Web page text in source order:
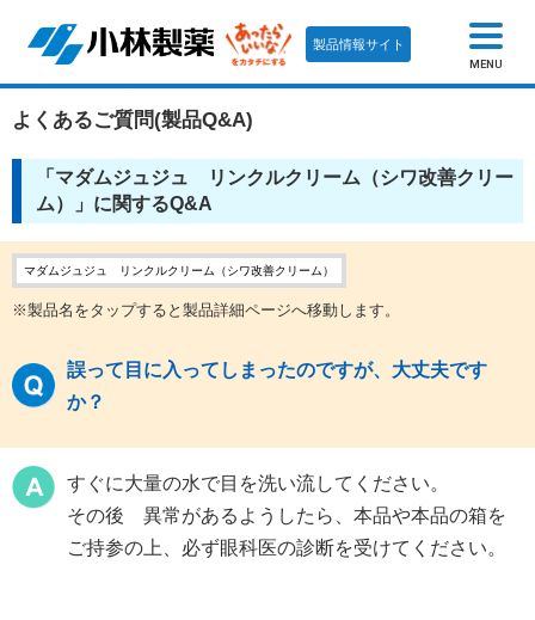
製品情報サイト
MENU
よくあるご質問(製品Q&A)
「マダムジュジュ リンクルクリーム（シワ改善クリー
ム）」に関するQ&A
マダムジュジュ リンクルクリーム（シワ改善クリーム）
※製品名をタップすると製品詳細ページへ移動します。
誤って目に入ってしまったのですが、大丈夫です
か？
すぐに大量の水で目を洗い流してください。
その後 異常があるようしたら、本品や本品の箱を
ご持参の上、必ず眼科医の診断を受けてください。